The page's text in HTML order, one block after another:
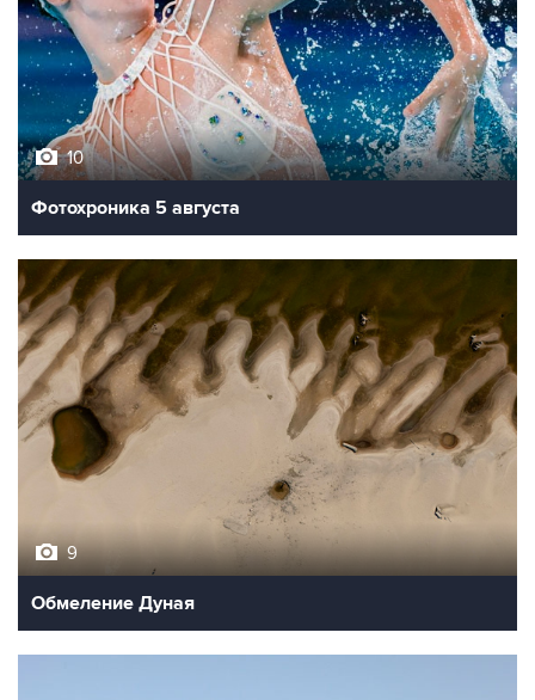
10
Фотохроника 5 августа
9
Обмеление Дуная